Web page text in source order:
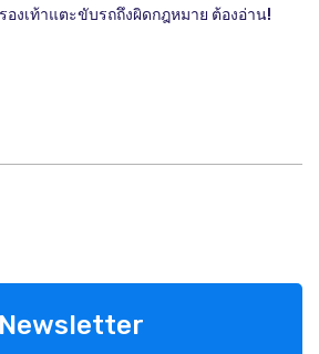
องเท้าแตะขับรถถึงผิดกฎหมาย ต้องอ่าน!
Newsletter